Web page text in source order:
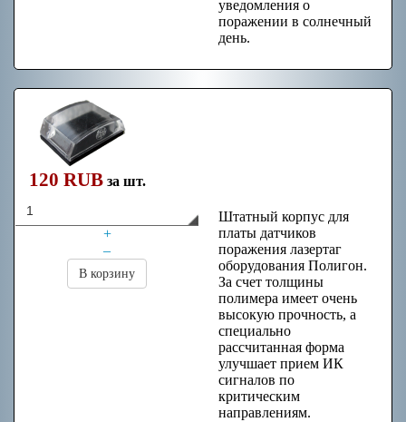
уведомления о
поражении в солнечный
день.
120 RUB за шт.
+
–
В корзину
Штатный корпус для
платы датчиков
поражения лазертаг
оборудования Полигон.
За счет толщины
полимера имеет очень
высокую прочность, а
специально
рассчитанная форма
улучшает прием ИК
сигналов по
критическим
направлениям.